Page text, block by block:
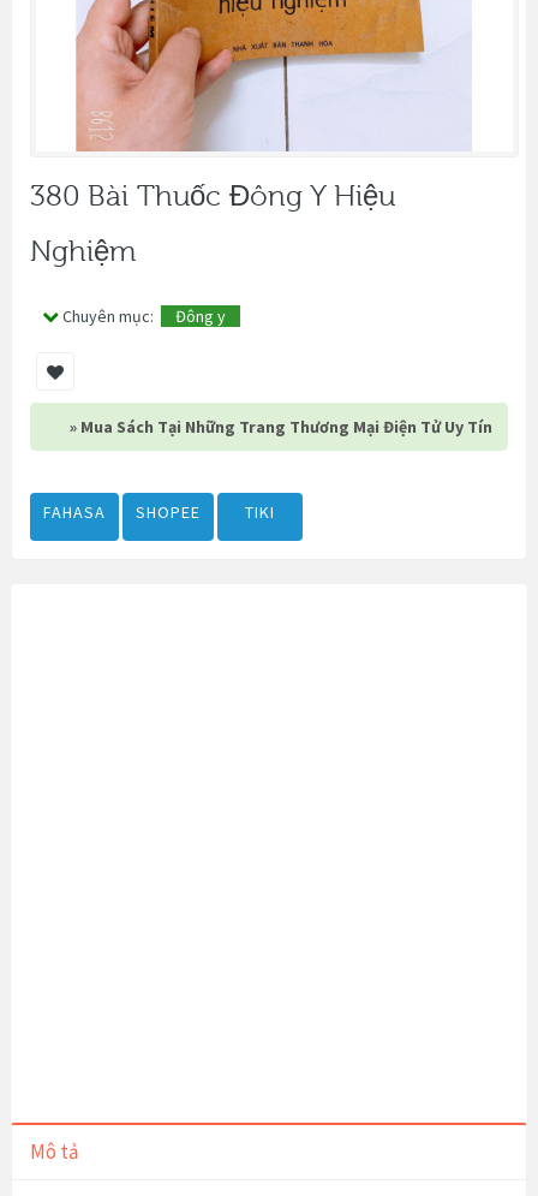
380 Bài Thuốc Đông Y Hiệu
Nghiệm
Chuyên mục: Đông y
» Mua Sách Tại Những Trang Thương Mại Điện Tử Uy Tín
FAHASA SHOPEE TIKI
Mô tả